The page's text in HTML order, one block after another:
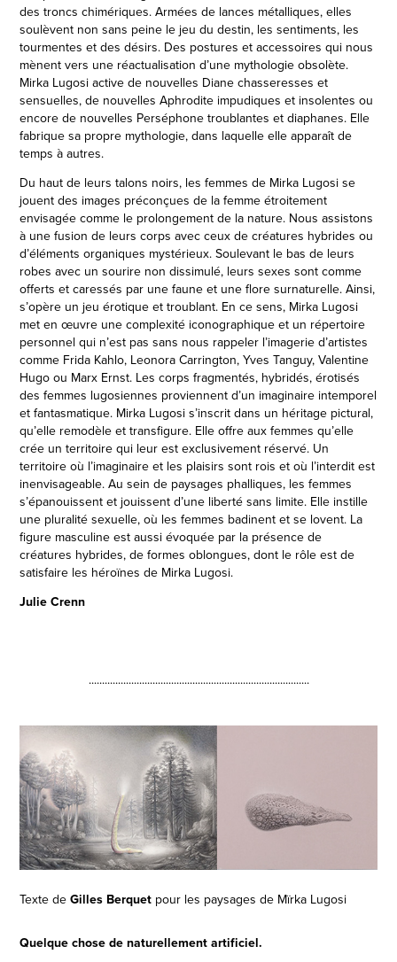
des troncs chimériques. Armées de lances métalliques, elles
soulèvent non sans peine le jeu du destin, les sentiments, les
tourmentes et des désirs. Des postures et accessoires qui nous
mènent vers une réactualisation d’une mythologie obsolète.
Mirka Lugosi active de nouvelles Diane chasseresses et
sensuelles, de nouvelles Aphrodite impudiques et insolentes ou
encore de nouvelles Perséphone troublantes et diaphanes. Elle
fabrique sa propre mythologie, dans laquelle elle apparaît de
temps à autres.
Du haut de leurs talons noirs, les femmes de Mirka Lugosi se
jouent des images préconçues de la femme étroitement
envisagée comme le prolongement de la nature. Nous assistons
à une fusion de leurs corps avec ceux de créatures hybrides ou
d’éléments organiques mystérieux. Soulevant le bas de leurs
robes avec un sourire non dissimulé, leurs sexes sont comme
offerts et caressés par une faune et une flore surnaturelle. Ainsi,
s’opère un jeu érotique et troublant. En ce sens, Mirka Lugosi
met en œuvre une complexité iconographique et un répertoire
personnel qui n’est pas sans nous rappeler l’imagerie d’artistes
comme Frida Kahlo, Leonora Carrington, Yves Tanguy, Valentine
Hugo ou Marx Ernst. Les corps fragmentés, hybridés, érotisés
des femmes lugosiennes proviennent d’un imaginaire intemporel
et fantasmatique. Mirka Lugosi s’inscrit dans un héritage pictural,
qu’elle remodèle et transfigure. Elle offre aux femmes qu’elle
crée un territoire qui leur est exclusivement réservé. Un
territoire où l’imaginaire et les plaisirs sont rois et où l’interdit est
inenvisageable. Au sein de paysages phalliques, les femmes
s’épanouissent et jouissent d’une liberté sans limite. Elle instille
une pluralité sexuelle, où les femmes badinent et se lovent. La
figure masculine est aussi évoquée par la présence de
créatures hybrides, de formes oblongues, dont le rôle est de
satisfaire les héroïnes de Mirka Lugosi.
Julie Crenn
...................................................................................
Texte deGilles Berquet pour les paysages de Mïrka Lugosi
Quelque chose de naturellement artificiel.